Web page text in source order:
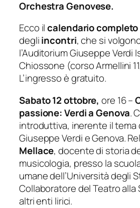
Orchestra Genovese.
Ecco ilcalendario
degliincontri, che si
l’Auditorium Giuseppe Verdi
Chiossone (corso Armellini
L’ingresso è gratuito.
Sabato 12 ottobre,ore 16 –
passione: Verdi a Genova.
introduttiva, inerente il tema
Giuseppe Verdi e Genova.
Mellace, docente di storia
musicologia, presso la
umane dell’Università degli
Collaboratore del Teatro alla
altri enti lirici.